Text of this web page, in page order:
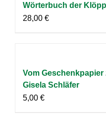
Wörterbuch der
28,00 €
Vom Geschenkpapier
Gisela Schläfer
5,00 €